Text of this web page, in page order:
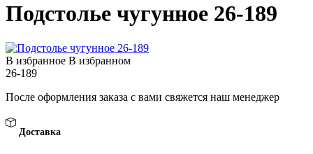
Подстолье чугунное 26-189
В избранное В избранном
26-189
После оформления заказа с вами свяжется наш менеджер
Доставка